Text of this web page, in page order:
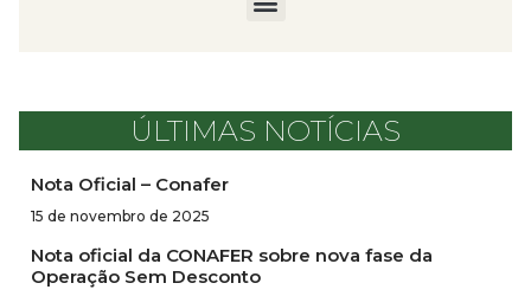
ÚLTIMAS NOTÍCIAS
Nota Oficial – Conafer
15 de novembro de 2025
Nota oficial da CONAFER sobre nova fase da
Operação Sem Desconto